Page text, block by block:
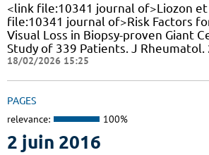
<link file:10341 journal of>Liozon et
file:10341 journal of>Risk Factors
Visual Loss in Biopsy-proven Giant
Study of 339 Patients. J Rheumatol.
18/02/2026 15:25
PAGES
relevance: 100%
2 juin 2016